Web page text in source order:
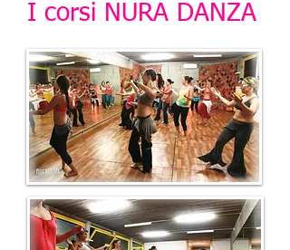
I corsi NURA DANZA